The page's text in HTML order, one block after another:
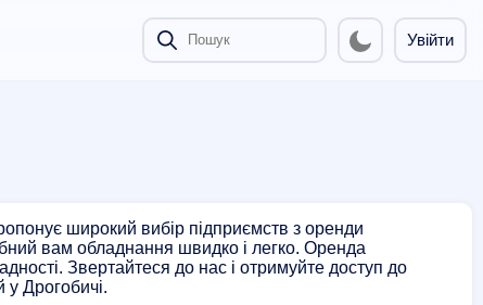
Увійти
широкий вибір підприємств з оренди
вам обладнання швидко і легко. Оренда
Звертайтеся до нас і отримуйте доступ до
у Дрогобичі.